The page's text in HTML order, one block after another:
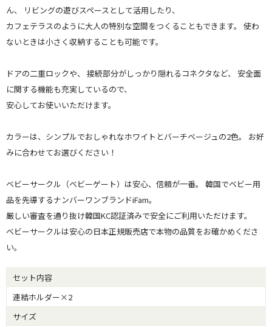
ん、 リビングの遊びスペースとして活用したり、
カフェテラスのように大人の特別な空間をつくることもできます。 使わ
ないときは小さく収納することも可能です。
ドアの二重ロックや、 接続部分がしっかり隠れるコネクタなど、 安全面
に関する機能も充実しているので、
安心してお使いいただけます。
カラーは、シンプルでおしゃれなホワイトとバーチベージュの2色。 お好
みに合わせてお選びください！
ベビーサークル（ベビーゲート）は安心、信頼が一番。 韓国でベビー用
品を先導するナンバーワンブランドiFam。
厳しい審査を通り抜け韓国KC認証済みで安全にご利用いただけます。
ベビーサークルは安心の日本正規販売店で本物の品質をお確かめくださ
い。
セット内容
連結ホルダー×2
サイズ